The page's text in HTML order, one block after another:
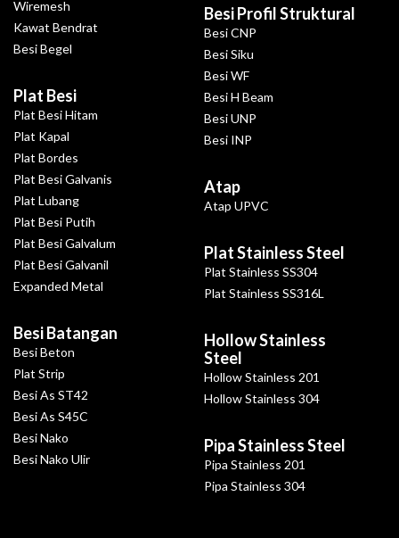
Wiremesh
Kawat Bendrat
Besi Begel
Plat Besi
Plat Besi Hitam
Plat Kapal
Plat Bordes
Plat Besi Galvanis
Plat Lubang
Plat Besi Putih
Plat Besi Galvalum
Plat Besi Galvanil
Expanded Metal
Besi Batangan
Besi Beton
Plat Strip
Besi As ST42
Besi As S45C
Besi Nako
Besi Nako Ulir
Besi Profil Struktural
Besi CNP
Besi Siku
Besi WF
Besi H Beam
Besi UNP
Besi INP
Atap
Atap UPVC
Plat Stainless Steel
Plat Stainless SS304
Plat Stainless SS316L
Hollow Stainless
Steel
Hollow Stainless 201
Hollow Stainless 304
Pipa Stainless Steel
Pipa Stainless 201
Pipa Stainless 304